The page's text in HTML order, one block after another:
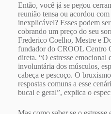
Então, você já se pegou
reunião tensa ou acordou
inexplicável? Esses podem
cobrando um preço do seu
Frederico Coelho, Mestre e
fundador do CROOL Centro
direta. “O estresse
involuntária dos músculos,
cabeça e pescoço. O
respostas comuns a esse
bucal e geral”, explica o